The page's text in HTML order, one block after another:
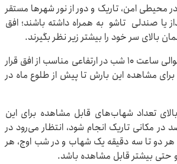
محیطی امن، تاریک و دور از نور شهرها مستقر
یا صندلی تاشو به همراه داشته باشند؛ افق
بالای سر خود را بیشتر زیر نظر بگیرند.
صورت فلکی جوزا از حوالی ساعت ۱۰ شب در ارتفاعی مناسب از افق قرار
مشاهده این بارش تا پیش از طلوع ماه در
تعداد شهاب‌های قابل مشاهده برای این
مکانی تاریک انجام شود، انتظار می‌رود در
دو تا سه دقیقه یک شهاب و در شب اوج، هر
حتی بیشتر قابل مشاهده باشد.